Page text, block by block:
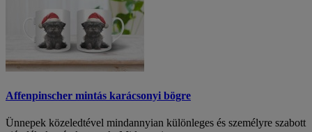
Affenpinscher mintás karácsonyi bögre
Ünnepek közeledtével mindannyian különleges és személyre szabott